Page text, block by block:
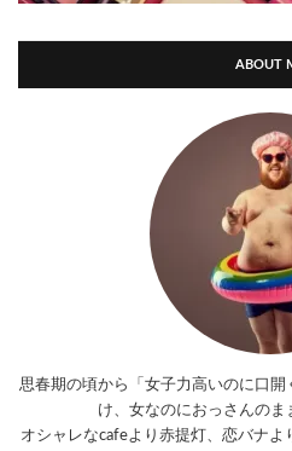
ABOUT
思春期の頃から「女子力高いのに口
け、女なのにおっさんのま
オシャレなcafeより赤提灯、恋バナ